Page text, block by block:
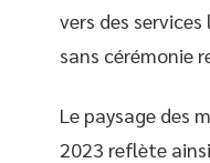
vers des
sans cérémonie
Le paysage des
2023 reflète